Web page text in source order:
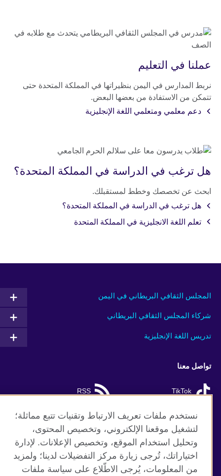
عملنا في التعليم
نربط المدارس في اليمن بنظيراتها في المملكة المتحدة حتى
تتمكن من الاستفادة من بعضها البعض.
دعم معلمي ومتعلمي اللغة الإنجليزية
هل ترغب في الدراسة في المملكة المتحدة؟
ابحث عن تخصصك وخطط لمستقبلك.
هل ترغب في الدراسة في المملكة المتحدة؟
تعلم اللغة الانجليزية في المملكة المتحدة
المجلس الثقافي البريطاني في اليمن
شركاء المجلس الثقافي البريطاني
تدريس اللغة الإنجليزية
تواصل معنا
RSS TikTok
موقع المجلس الثقافي البريطاني العالمي
الخصوصية وشروط الاستخدام
ملفات تعريف الإرتباط
نستخدم ملفات تعريف الارتباط وتقنيات تتبع مماثلة؛
لتشغيل موقعنا الإلكتروني، وتخصيص المحتوى،
وتحليل استخدام الموقع، وتخصيص الإعلانات. لإدارة
اختياراتك، تُرجى زيارة مركز التفضيلات لدينا؛ ولمزيد
من المعلومات، يُرجى الاطّلاع على سياسة ملفات